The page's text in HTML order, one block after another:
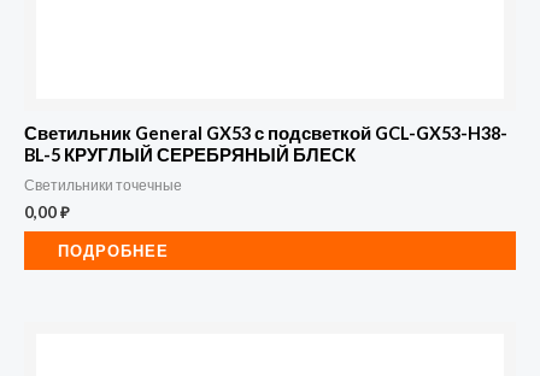
Светильник General GX53 с подсветкой GCL-GX53-H38-
BL-5 КРУГЛЫЙ СЕРЕБРЯНЫЙ БЛЕСК
Светильники точечные
0,00₽
ПОДРОБНЕЕ